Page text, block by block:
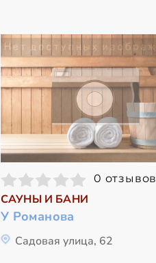
0 отзывов
САУНЫ И БАНИ
У Романова
Садовая улица, 62